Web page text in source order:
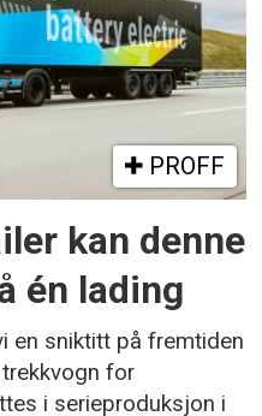
PROFF
kan denne
én lading
en sniktitt på fremtiden
for
i serieproduksjon i